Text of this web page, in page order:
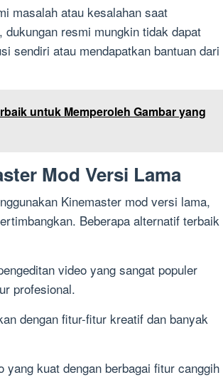
masalah atau kesalahan saat
resmi mungkin tidak dapat
sendiri atau mendapatkan bantuan dari
untuk Memperoleh Gambar yang
Mod Versi Lama
Kinemaster mod versi lama,
Beberapa alternatif terbaik
video yang sangat populer
profesional.
dengan fitur-fitur kreatif dan banyak
kuat dengan berbagai fitur canggih